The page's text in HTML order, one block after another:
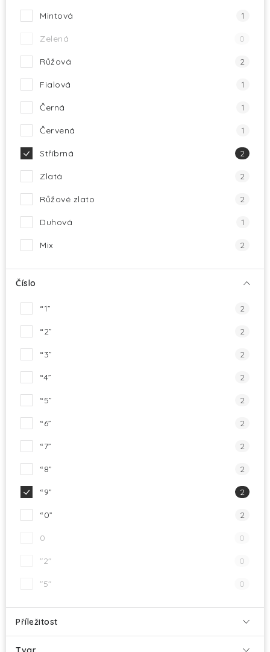
Mintová 1
Zelená 0
Růžová 2
Fialová 1
Černá 1
Červená 1
Stříbrná 2
Zlatá 2
Růžové zlato 2
Duhová 1
Mix 2
Číslo
“1” 2
“2” 2
“3” 2
“4” 2
“5” 2
“6” 2
“7” 2
“8” 2
“9” 2
“0” 2
0 0
"2" 0
"5" 0
Příležitost